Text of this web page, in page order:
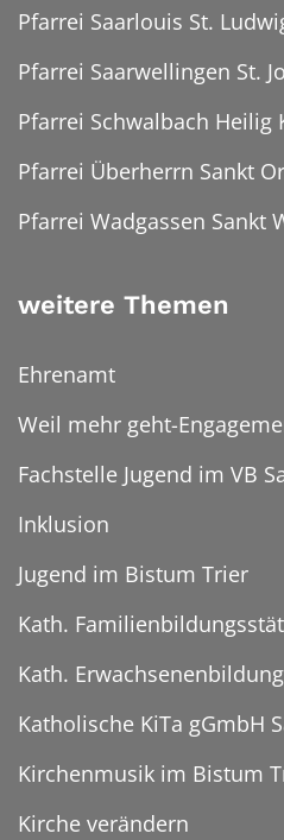
Pfarrei Saarlouis St.
Pfarrei Saarwellingen St.
Pfarrei Schwalbach Heilig
Pfarrei Überherrn Sankt
Pfarrei Wadgassen Sankt
weitere Themen
Ehrenamt
Weil mehr geht-
Fachstelle Jugend im VB
Inklusion
Jugend im Bistum Trier
Kath.
Kath.
Katholische KiTa gGmbH
Kirchenmusik im Bistum
Kirche verändern